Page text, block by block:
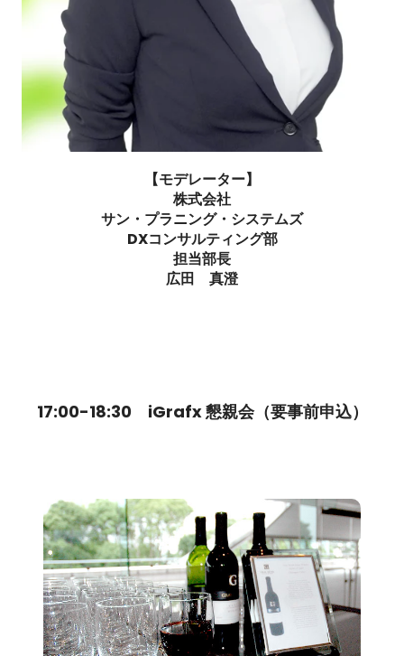
【モデレーター】
株式会社
サン・プラニング・システムズ
DXコンサルティング部
担当部長
広田 真澄
17:00-18:30 iGrafx 懇親会（要事前申込）